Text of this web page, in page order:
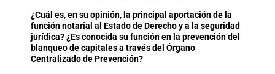
¿Cuál es, en su opinión, la principal aportación de la
función notarial al Estado de Derecho y a la seguridad
jurídica? ¿Es conocida su función en la prevención del
blanqueo de capitales a través del Órgano
Centralizado de Prevención?